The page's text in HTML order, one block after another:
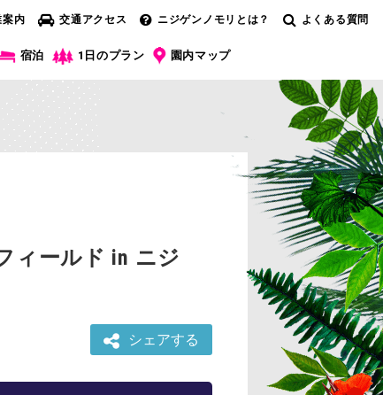
案内 交通アクセス ニジゲンノモリとは？ よくある質問
宿泊 1日のプラン 園内マップ
ィールド in ニジ
シェアする